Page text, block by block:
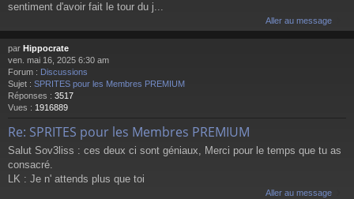
sentiment d'avoir fait le tour du j...
Aller au message
par Hippocrate
ven. mai 16, 2025 6:30 am
Forum : Discussions
Sujet : SPRITES pour les Membres PREMIUM
Réponses : 3517
Vues : 1916889
Re: SPRITES pour les Membres PREMIUM
Salut Sov3liss : ces deux ci sont géniaux, Merci pour le temps que tu as
consacré.
LK : Je n' attends plus que toi
Aller au message